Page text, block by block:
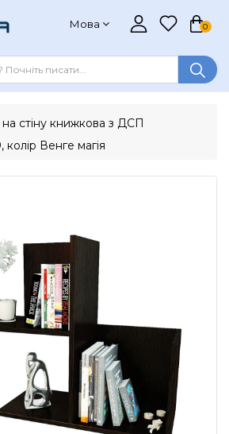
Мова 0
стіну книжкова з ДСП
Венге магія